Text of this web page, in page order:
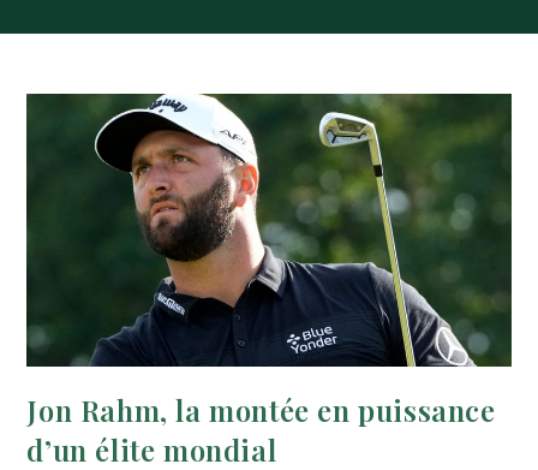
Jon Rahm, la montée en puissance
d’un élite mondial